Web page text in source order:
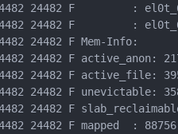
24482 F         :
24482 F         :
24482 F Mem-Info:
24482 F active_anon:
24482 F active_file:
24482 F unevictable:
24482 F
24482 F mapped  : 88756